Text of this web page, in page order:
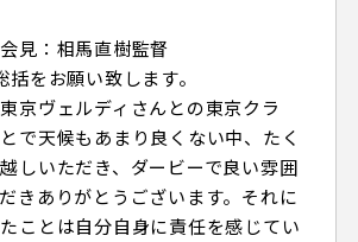
見：相馬直樹監督
をお願い致します。
京ヴェルディさんとの東京クラ
で天候もあまり良くない中、たく
しいただき、ダービーで良い雰囲
きありがとうございます。それに
ことは自分自身に責任を感じてい